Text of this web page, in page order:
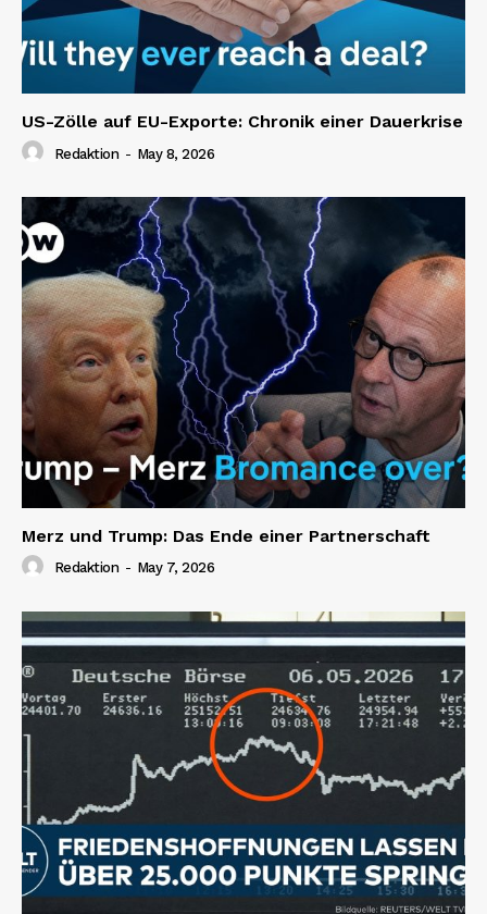
US-Zölle auf EU-Exporte: Chronik einer Dauerkrise
Redaktion - May 8, 2026
Merz und Trump: Das Ende einer Partnerschaft
Redaktion - May 7, 2026